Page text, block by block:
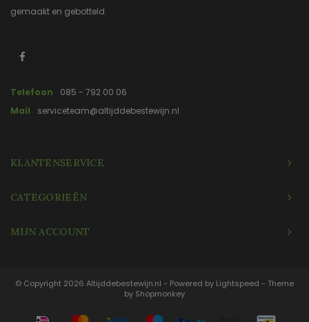
gemaakt en gebotteld.
Telefoon
085 - 792 00 06
Mail
serviceteam@altijddebestewijn.nl
KLANTENSERVICE
CATEGORIEËN
MIJN ACCOUNT
© Copyright 2026 Altijddebestewijn.nl - Powered by Lightspeed - Theme
by Shopmonkey